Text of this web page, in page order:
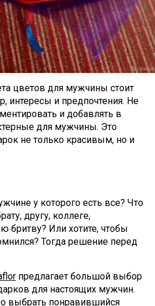
цветов для мужчины стоит
интересы и предпочтения. Не
и добавлять в
для мужчины. Это
не только красивым, но и
у которого есть все? Что
другу, коллеге,
бритву? Или хотите, чтобы
Тогда решение перед
предлагает большой выбор
для настоящих мужчин.
выбрать понравившийся